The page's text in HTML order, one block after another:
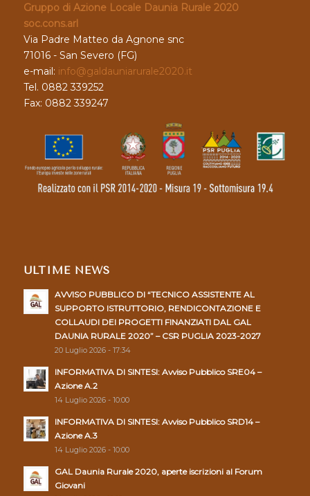
Gruppo di Azione Locale Daunia Rurale 2020
soc.cons.arl
Via Padre Matteo da Agnone snc
71016 - San Severo (FG)
e-mail: info@galdauniarurale2020.it
Tel. 0882 339252
Fax: 0882 339247
ULTIME NEWS
AVVISO PUBBLICO DI “TECNICO ASSISTENTE AL
SUPPORTO ISTRUTTORIO, RENDICONTAZIONE E
COLLAUDI DEI PROGETTI FINANZIATI DAL GAL
DAUNIA RURALE 2020” – CSR PUGLIA 2023-2027
20 Luglio 2026 - 17:34
INFORMATIVA DI SINTESI: Avviso Pubblico SRE04 –
Azione A.2
14 Luglio 2026 - 10:00
INFORMATIVA DI SINTESI: Avviso Pubblico SRD14 –
Azione A.3
14 Luglio 2026 - 10:00
GAL Daunia Rurale 2020, aperte iscrizioni al Forum
Giovani